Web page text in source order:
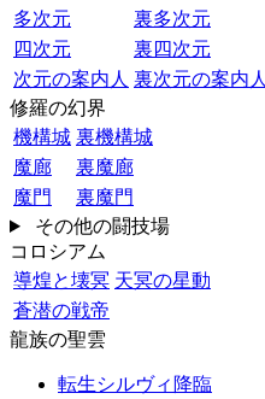
多次元
裏多次元
四次元
裏四次元
次元の案内人 裏次元の案内人
修羅の幻界
機構城 裏機構城
魔廊
裏魔廊
魔門
裏魔門
その他の闘技場
コロシアム
導煌と壊冥 天冥の星動
蒼潜の戦帝
龍族の聖雲
転生シルヴィ降臨